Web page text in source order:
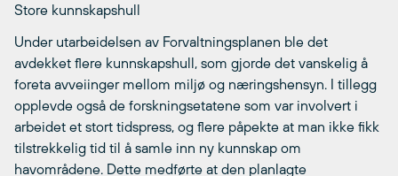
Store kunnskapshull
Under utarbeidelsen av Forvaltningsplanen ble det
avdekket flere kunnskapshull, som gjorde det vanskelig å
foreta avveiinger mellom miljø og næringshensyn. I tillegg
opplevde også de forskningsetatene som var involvert i
arbeidet et stort tidspress, og flere påpekte at man ikke fikk
tilstrekkelig tid til å samle inn ny kunnskap om
havområdene. Dette medførte at den planlagte